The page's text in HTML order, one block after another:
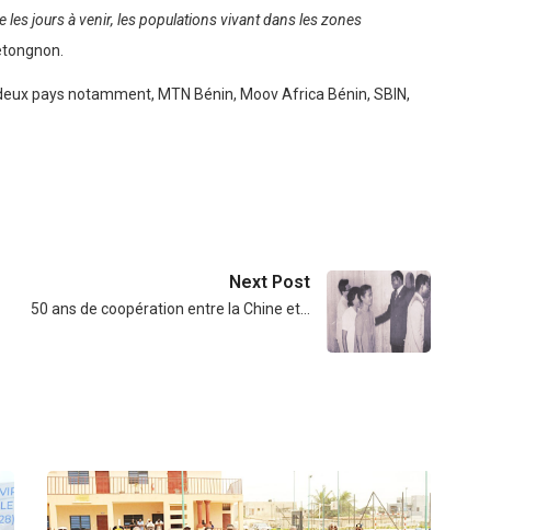
les jours à venir, les populations vivant dans les zones
pays notamment, MTN Bénin, Moov Africa Bénin, SBIN,
Next Post
50 ans de coopération entre la Chine et…